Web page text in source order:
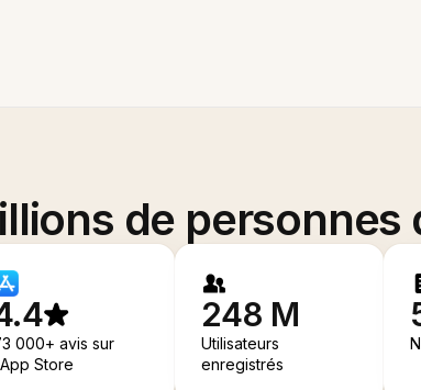
de personnes
000+ avis sur
Store
248 M
Utilisateurs
enregistrés